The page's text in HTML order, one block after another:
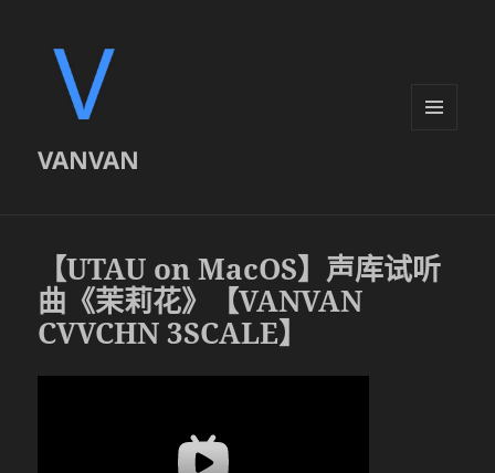
VANVAN
【UTAU on MacOS】声库试听
曲《茉莉花》【VANVAN
CVVCHN 3SCALE】